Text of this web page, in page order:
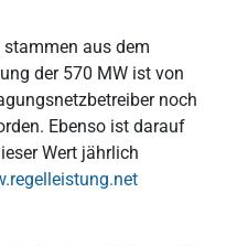
aus dem
der 570 MW ist von
noch
Ebenso ist darauf
Wert jährlich